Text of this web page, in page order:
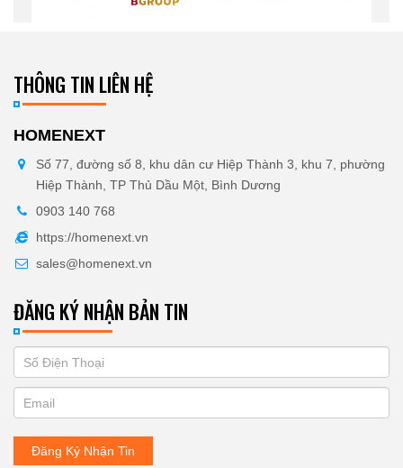
THÔNG TIN LIÊN HỆ
HOMENEXT
Số 77, đường số 8, khu dân cư Hiệp Thành 3, khu 7, phường
Hiệp Thành, TP Thủ Dầu Một, Bình Dương
0903 140 768
https://homenext.vn
sales@homenext.vn
ĐĂNG KÝ NHẬN BẢN TIN
ĐĂNG
KÝ
NHẬN
BẢN
you
are
human,
leave
this
Đăng Ký Nhận Tin